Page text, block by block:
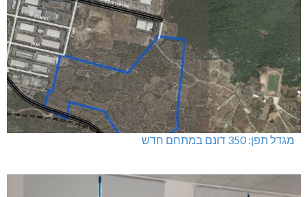
מגדל תפן: 350 דונם במתחם חדש